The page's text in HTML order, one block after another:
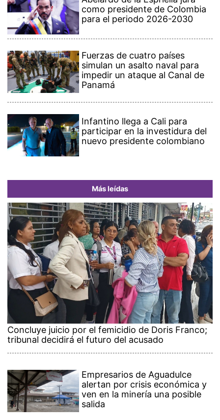
como presidente de Colombia
para el periodo 2026-2030
Fuerzas de cuatro países
simulan un asalto naval para
impedir un ataque al Canal de
Panamá
Infantino llega a Cali para
participar en la investidura del
nuevo presidente colombiano
Más leídas
Concluye juicio por el femicidio de Doris Franco;
tribunal decidirá el futuro del acusado
Empresarios de Aguadulce
alertan por crisis económica y
ven en la minería una posible
salida